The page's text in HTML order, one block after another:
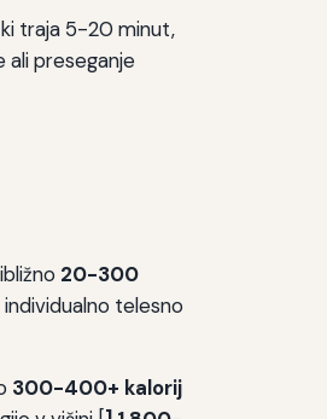
traja 5-20 minut,
ali preseganje
20-300
telesno
300-400+ kalorij